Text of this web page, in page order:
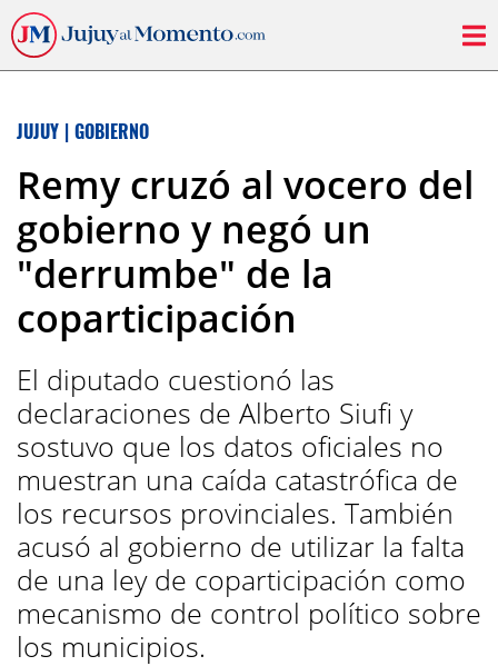
JUJUY | GOBIERNO
Remy cruzó al vocero del
gobierno y negó un
"derrumbe" de la
coparticipación
El diputado cuestionó las
declaraciones de Alberto Siufi y
sostuvo que los datos oficiales no
muestran una caída catastrófica de
los recursos provinciales. También
acusó al gobierno de utilizar la falta
de una ley de coparticipación como
mecanismo de control político sobre
los municipios.